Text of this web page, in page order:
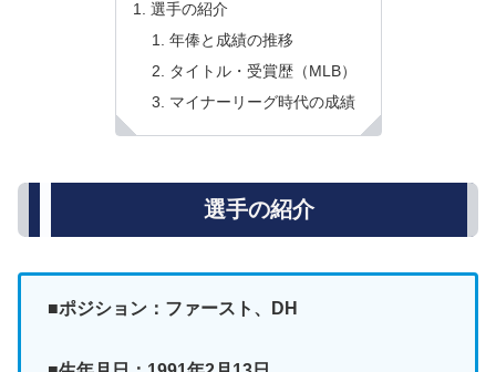
選手の紹介
年俸と成績の推移
タイトル・受賞歴（MLB）
マイナーリーグ時代の成績
選手の紹介
■ポジション：ファースト、DH